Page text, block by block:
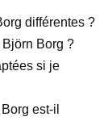
différentes ?
Borg ?
si je
est-il